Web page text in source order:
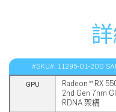
#SKU#: 11295-01-20G
GPU
Radeon™ RX
2nd Gen 7nm
RDNA 架構